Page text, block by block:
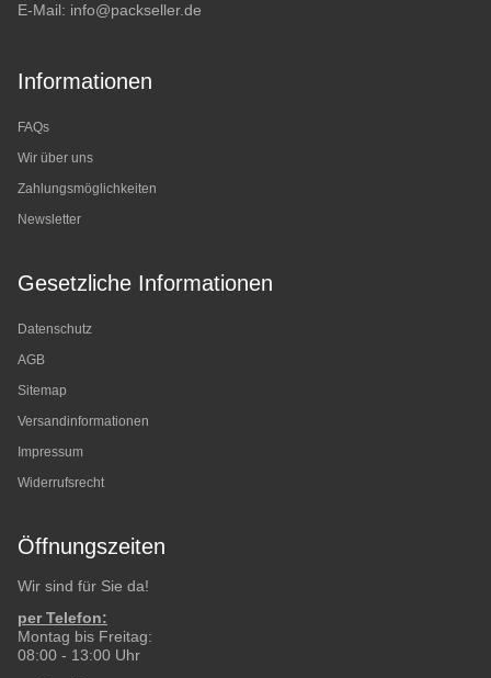
E-Mail: info@packseller.de
Informationen
FAQs
Wir über uns
Zahlungsmöglichkeiten
Newsletter
Gesetzliche Informationen
Datenschutz
AGB
Sitemap
Versandinformationen
Impressum
Widerrufsrecht
Öffnungszeiten
Wir sind für Sie da!
per Telefon:
Montag bis Freitag:
08:00 - 13:00 Uhr